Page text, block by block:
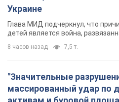
Украине
Глава МИД подчеркнул, что
детей является война,
8 часов назад 7,5 т.
"Значительные
массированный удар